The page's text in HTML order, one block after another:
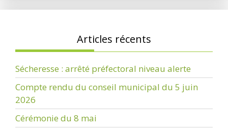
Articles récents
Sécheresse : arrêté préfectoral niveau alerte
Compte rendu du conseil municipal du 5 juin
2026
Cérémonie du 8 mai